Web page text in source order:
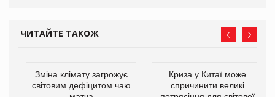
ЧИТАЙТЕ ТАКОЖ
Зміна клімату загрожує
світовим дефіцитом чаю
Криза у Китаї може
спричинити великі